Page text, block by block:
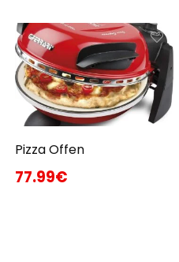
Pizza Offen
77.99€